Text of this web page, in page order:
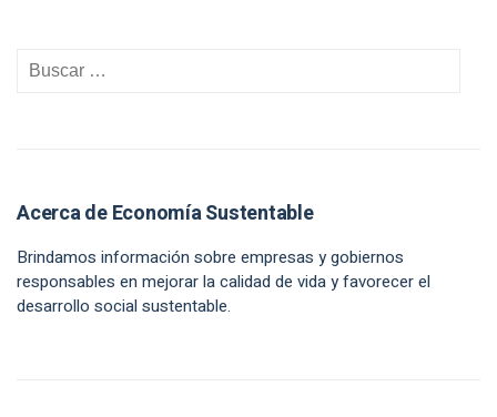
Acerca de Economía Sustentable
Brindamos información sobre empresas y gobiernos
responsables en mejorar la calidad de vida y favorecer el
desarrollo social sustentable.